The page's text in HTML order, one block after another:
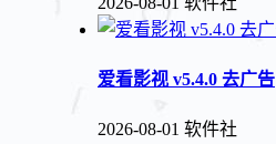
爱看影视 v5.4.0 去广告
2026-08-01 软件社